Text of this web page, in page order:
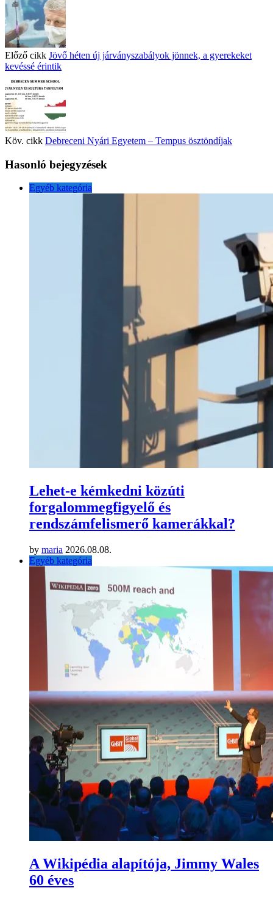
Előző cikk Jövő héten új járványszabályok jönnek, a gyerekeket
kevéssé érintik
Köv. cikk Debreceni Nyári Egyetem – Tempus ösztöndíjak
Hasonló bejegyzések
Egyéb kategória
Lehet-e kémkedni közúti
forgalommegfigyelő és
rendszámfelismerő kamerákkal?
by maria 2026.08.08.
Egyéb kategória
A Wikipédia alapítója, Jimmy Wales
60 éves